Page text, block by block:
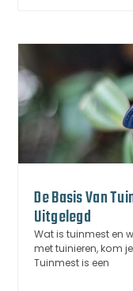
De Basis Van
Uitgelegd
Wat is tuinmest en
met tuinieren, kom
Tuinmest is een